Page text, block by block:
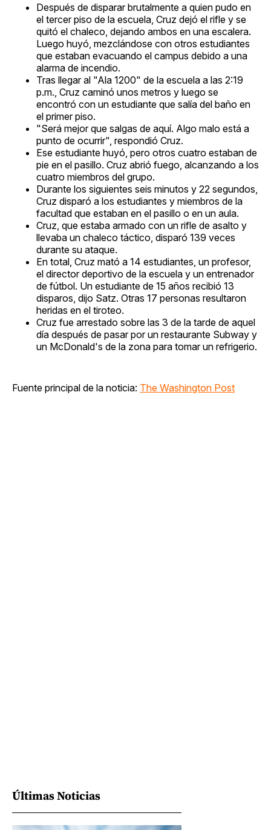
Después de disparar brutalmente a quien pudo en
el tercer piso de la escuela, Cruz dejó el rifle y se
quitó el chaleco, dejando ambos en una escalera.
Luego huyó, mezclándose con otros estudiantes
que estaban evacuando el campus debido a una
alarma de incendio.
Tras llegar al "Ala 1200" de la escuela a las 2:19
p.m., Cruz caminó unos metros y luego se
encontró con un estudiante que salía del baño en
el primer piso.
"Será mejor que salgas de aquí. Algo malo está a
punto de ocurrir", respondió Cruz.
Ese estudiante huyó, pero otros cuatro estaban de
pie en el pasillo. Cruz abrió fuego, alcanzando a los
cuatro miembros del grupo.
Durante los siguientes seis minutos y 22 segundos,
Cruz disparó a los estudiantes y miembros de la
facultad que estaban en el pasillo o en un aula.
Cruz, que estaba armado con un rifle de asalto y
llevaba un chaleco táctico, disparó 139 veces
durante su ataque.
En total, Cruz mató a 14 estudiantes, un profesor,
el director deportivo de la escuela y un entrenador
de fútbol. Un estudiante de 15 años recibió 13
disparos, dijo Satz. Otras 17 personas resultaron
heridas en el tiroteo.
Cruz fue arrestado sobre las 3 de la tarde de aquel
día después de pasar por un restaurante Subway y
un McDonald's de la zona para tomar un refrigerio.
Fuente principal de la noticia: The Washington Post
Últimas Noticias